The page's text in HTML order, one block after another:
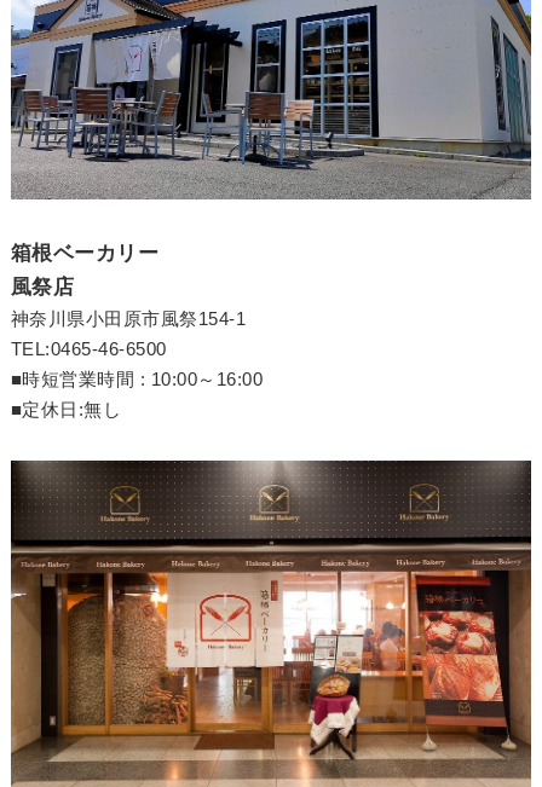
箱根ベーカリー
風祭店
神奈川県小田原市風祭154-1
TEL:0465-46-6500
■時短営業時間 : 10:00～16:00
■定休日:無し